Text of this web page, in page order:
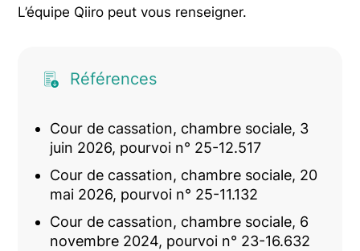
L’équipe Qiiro peut vous renseigner.
Références
Cour de cassation, chambre sociale, 3
juin 2026, pourvoi n° 25-12.517
Cour de cassation, chambre sociale, 20
mai 2026, pourvoi n° 25-11.132
Cour de cassation, chambre sociale, 6
novembre 2024, pourvoi n° 23-16.632